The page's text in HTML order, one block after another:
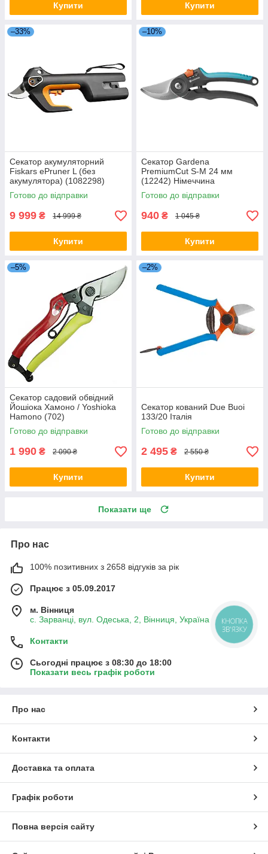
Купити Купити
–33%
Секатор акумуляторний
Fiskars ePruner L (без
акумулятора) (1082298)
Фінляндія
Готово до відправки
9 999 ₴ 14 999 ₴
Купити
–10%
Секатор Gardena
PremiumCut S-M 24 мм
(12242) Німеччина
Готово до відправки
940 ₴ 1 045 ₴
Купити
–5%
Секатор садовий обвідний
Йошіока Хамоно / Yoshioka
Hamono (702)
Готово до відправки
1 990 ₴ 2 090 ₴
Купити
–2%
Секатор кований Due Buoi
133/20 Італія
Готово до відправки
2 495 ₴ 2 550 ₴
Купити
Показати ще
Про нас
100% позитивних з 2658 відгуків за рік
Працює з 05.09.2017
м. Вінниця
с. Зарванці, вул. Одеська, 2, Вінниця, Україна
Контакти
Сьогодні працює з 08:30 до 18:00
Показати весь графік роботи
Про нас
Контакти
Доставка та оплата
Графік роботи
Повна версія сайту
КНОПКА
ЗВ'ЯЗКУ